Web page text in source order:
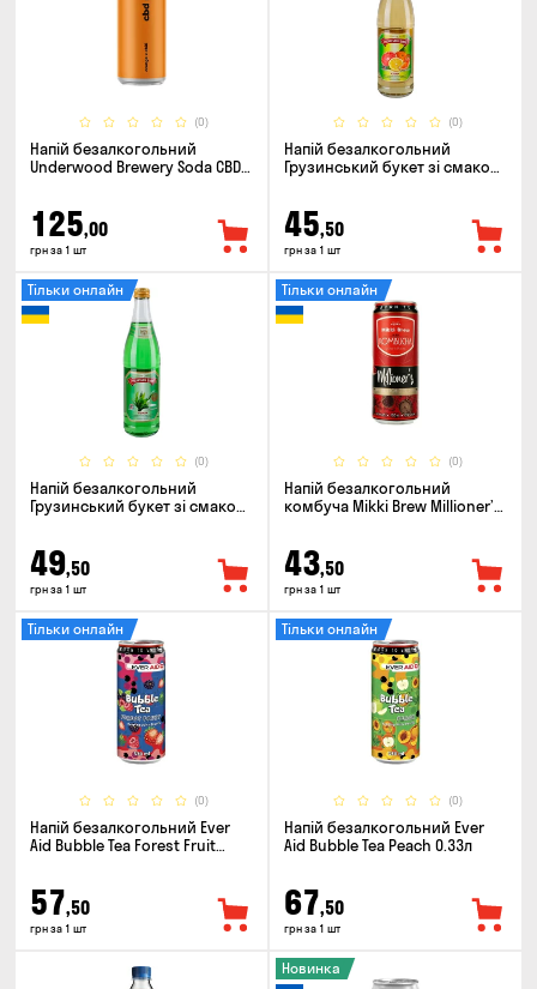
(0)
Напій безалкогольний
Underwood Brewery Soda CBD
125,00
грн за 1 шт
(0)
Напій безалкогольний
Грузинський букет зі смаком
45,50
грн за 1 шт
(0)
Тільки онлайн
Напій безалкогольний
Грузинський букет зі смаком
49,50
грн за 1 шт
(0)
Тільки онлайн
Напій безалкогольний
комбуча Mikki Brew Millioner’s
43,50
грн за 1 шт
(0)
Тільки онлайн
Напій безалкогольний Ever
Aid Bubble Tea Forest Fruit
57,50
грн за 1 шт
(0)
Тільки онлайн
Напій безалкогольний Ever
Aid Bubble Tea Peach 0.33л
67,50
грн за 1 шт
Новинка